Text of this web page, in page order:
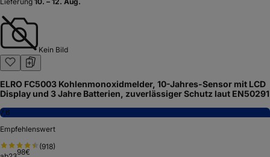
Kein Bild
ELRO FC5003 Kohlenmonoxidmelder, 10-Jahres-Sensor mit LCD
Display und 3 Jahre Batterien, zuverlässiger Schutz laut EN50291
7,6
Empfehlenswert
(918)
98€